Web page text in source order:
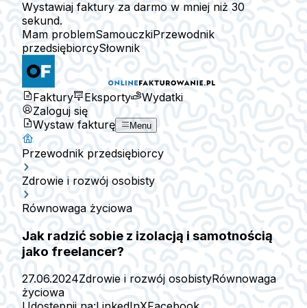
Wystawiaj faktury za darmo w mniej niż 30
sekund.
Mam problemSamouczkiPrzewodnik
przedsiębiorcySłownik
Faktury Eksporty
Wydatki
Zaloguj się
Wystaw fakturę
Menu
Przewodnik przedsiębiorcy
Zdrowie i rozwój osobisty
Równowaga życiowa
Jak radzić sobie z izolacją i samotnością
jako freelancer?
27.06.2024Zdrowie i rozwój osobistyRównowaga
życiowa